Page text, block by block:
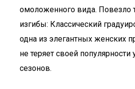
омоложенного вида. Повезло
изгибы: Классический
одна из элегантных женских
не теряет своей
сезонов.